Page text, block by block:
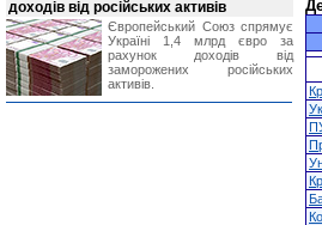
доходів від російських активів
Європейський Союз спрямує
Україні 1,4 млрд євро за
рахунок доходів від
заморожених російських
активів.